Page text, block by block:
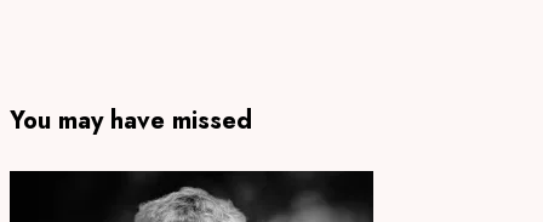
You may have missed